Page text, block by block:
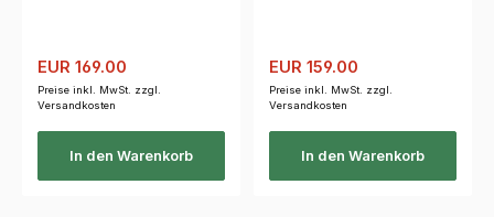
Verkaufspreis:
EUR 169.00
Preise inkl. MwSt. zzgl.
Versandkosten
In den Warenkorb
Verkaufspreis:
EUR 159.00
Preise inkl. MwSt. zzgl.
Versandkosten
In den Warenkorb